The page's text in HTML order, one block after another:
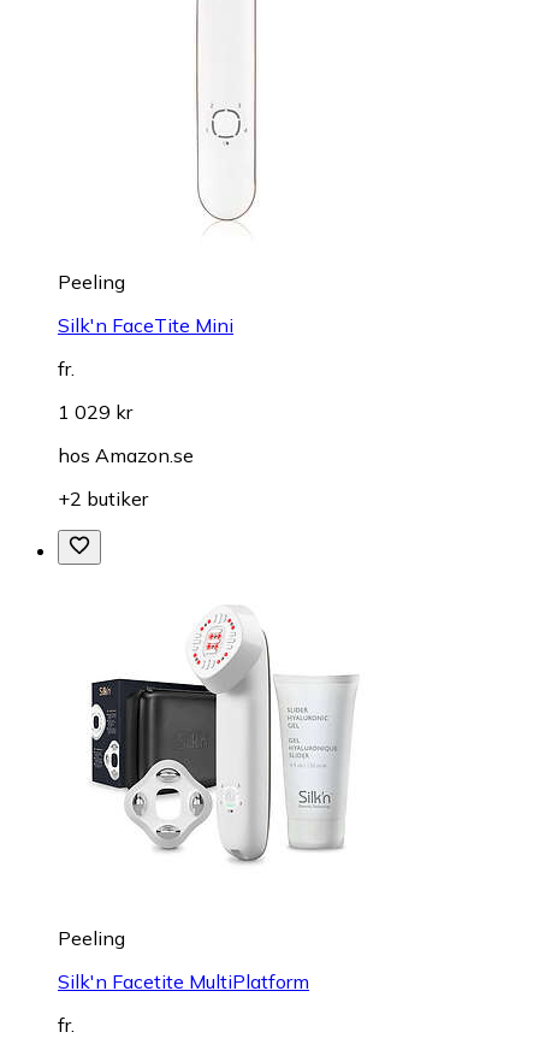
Peeling
Silk'n FaceTite Mini
fr.
1 029 kr
hos Amazon.se
+2 butiker
Peeling
Silk'n Facetite MultiPlatform
fr.